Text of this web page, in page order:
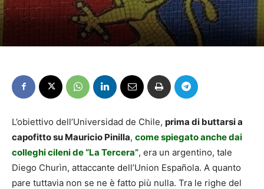
L’obiettivo dell’Universidad de Chile, prima di buttarsi a
capofitto su Mauricio Pinilla, come spiegato anche dai
colleghi cileni de “La Tercera”, era un argentino, tale
Diego Churìn, attaccante dell’Union Española. A quanto
pare tuttavia non se ne è fatto più nulla. Tra le righe del